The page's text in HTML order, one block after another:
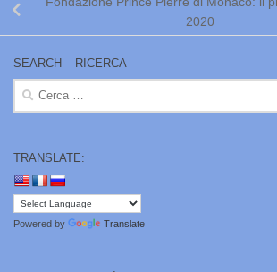
2020
SEARCH – RICERCA
Ricerca
per:
TRANSLATE:
Powered by Translate